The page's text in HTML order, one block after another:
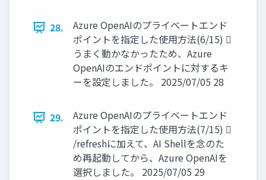
28.
Azure OpenAIのプライベートエンド
ポイントを指定した使用方法(6/15) 
うまく動かなかったため、Azure
OpenAIのエンドポイントに対するキ
ーを設定しました。 2025/07/05 28
29.
Azure OpenAIのプライベートエンド
ポイントを指定した使用方法(7/15) 
/refreshに加えて、AI Shellを念のた
め再起動してから、Azure OpenAIを
選択しました。 2025/07/05 29